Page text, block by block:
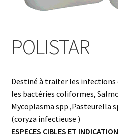
Nos produits
POLISTAR
Destiné à traiter les infections
les bactéries coliformes,
Mycoplasma spp ,Pasteurella
(coryza infectieuse )
ESPECES CIBLES ET